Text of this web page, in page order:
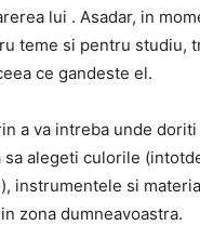
lui . Asadar, in
teme si pentru studiu,
ce gandeste el.
a va intreba unde
sa alegeti culorile
instrumentele si
zona dumneavoastra.